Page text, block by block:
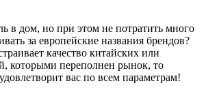
в дом, но при этом не потратить много
за европейские названия брендов?
качество китайских или
которыми переполнен рынок, то
вас по всем параметрам!